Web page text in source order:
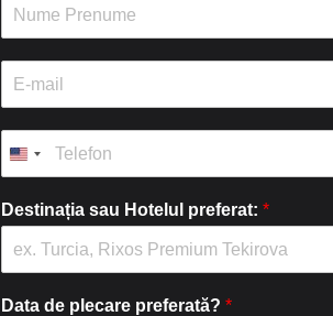
m
e
P
r
n
u
m
m
a
l
*
l
e
f
n
Destinația sau Hotelul preferat: *
Data de plecare preferată? *